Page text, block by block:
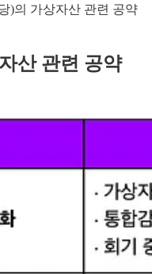
)의 가상자산 관련 공약
산 관련 공약